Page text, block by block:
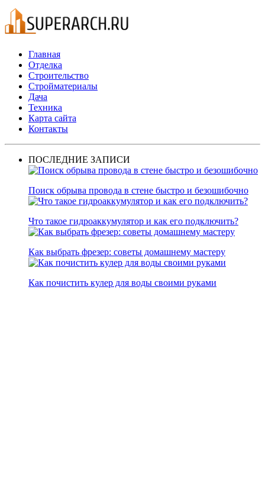
Главная
Отделка
Строительство
Стройматериалы
Дача
Техника
Карта сайта
Контакты
ПОСЛЕДНИЕ ЗАПИСИ
Поиск обрыва провода в стене быстро и безошибочно
Что такое гидроаккумулятор и как его подключить?
Как выбрать фрезер: советы домашнему мастеру
Как почистить кулер для воды своими руками